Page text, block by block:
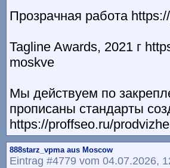
Прозрачная работа
Tagline Awards, 2021 г
moskve
Мы действуем по
прописаны стандарты
https://proffseo.ru/
888starz_vpma aus Moscow
Eintrag #4779 vom 04.07.2026,